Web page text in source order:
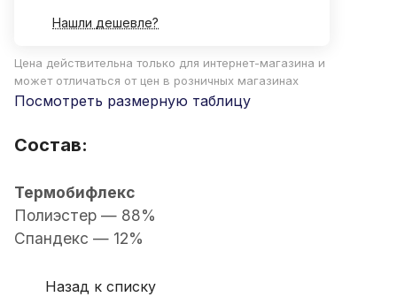
Нашли дешевле?
Цена действительна только для интернет-магазина и
может отличаться от цен в розничных магазинах
Посмотреть размерную таблицу
Состав:
Термобифлекс
Полиэстер — 88%
Спандекс — 12%
Назад к списку